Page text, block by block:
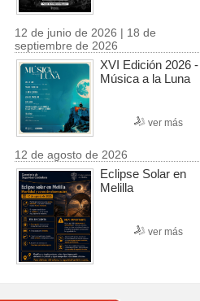
12 de junio de 2026 | 18 de
septiembre de 2026
XVI Edición 2026 -
Música a la Luna
ver más
12 de agosto de 2026
Eclipse Solar en
Melilla
ver más